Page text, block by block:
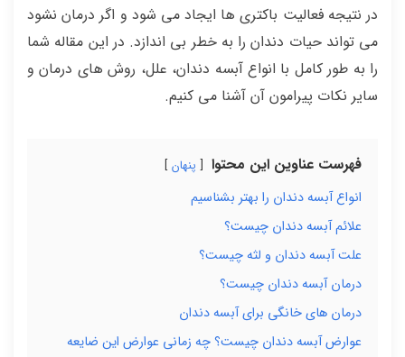
در نتیجه فعالیت باکتری ها ایجاد می شود و اگر درمان نشود
می تواند حیات دندان را به خطر بی اندازد. در این مقاله شما
را به طور کامل با انواع آبسه دندان، علل، روش های درمان و
سایر نکات پیرامون آن آشنا می کنیم.
فهرست عناوین این محتوا پنهان
انواع آبسه دندان را بهتر بشناسیم
علائم آبسه دندان چیست؟
علت آبسه دندان و لثه چیست؟
درمان آبسه دندان چیست؟
درمان های خانگی برای آبسه دندان
عوارض آبسه دندان چیست؟ چه زمانی عوارض این ضایعه